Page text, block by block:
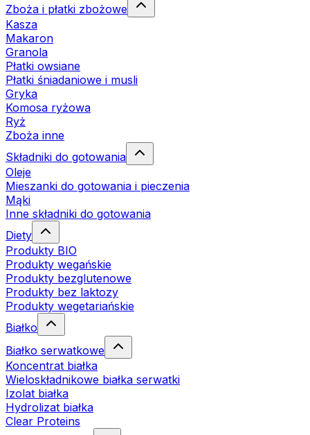
Zboża i płatki zbożowe
Kasza
Makaron
Granola
Płatki owsiane
Płatki śniadaniowe i musli
Gryka
Komosa ryżowa
Ryż
Zboża inne
Składniki do gotowania
Oleje
Mieszanki do gotowania i pieczenia
Mąki
Inne składniki do gotowania
Diety
Produkty BIO
Produkty wegańskie
Produkty bezglutenowe
Produkty bez laktozy
Produkty wegetariańskie
Białko
Białko serwatkowe
Koncentrat białka
Wieloskładnikowe białka serwatki
Izolat białka
Hydrolizat białka
Clear Proteins